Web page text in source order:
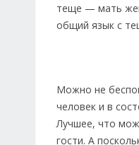
теще — мать
общий язык с
Можно не
человек и в
Лучшее, что
гости. А